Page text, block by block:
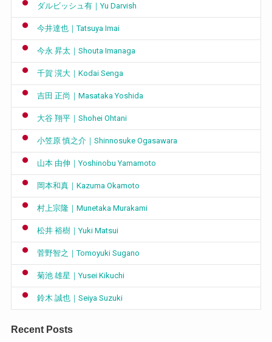
ダルビッシュ有｜Yu Darvish
今井達也｜Tatsuya Imai
今永 昇太｜Shouta Imanaga
千賀 滉大｜Kodai Senga
吉田 正尚｜Masataka Yoshida
大谷 翔平｜Shohei Ohtani
小笠原 慎之介｜Shinnosuke Ogasawara
山本 由伸｜Yoshinobu Yamamoto
岡本和真｜Kazuma Okamoto
村上宗隆｜Munetaka Murakami
松井 裕樹｜Yuki Matsui
菅野智之｜Tomoyuki Sugano
菊池 雄星｜Yusei Kikuchi
鈴木 誠也｜Seiya Suzuki
Recent Posts